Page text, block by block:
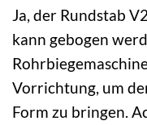
Ja, der Rundstab
kann gebogen
Vorrichtung, um
Form zu bringen.